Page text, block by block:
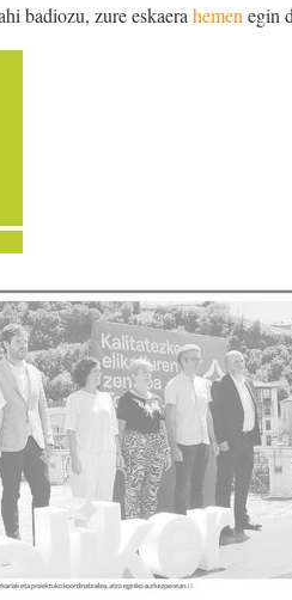
badiozu, zure eskaera hemen egin